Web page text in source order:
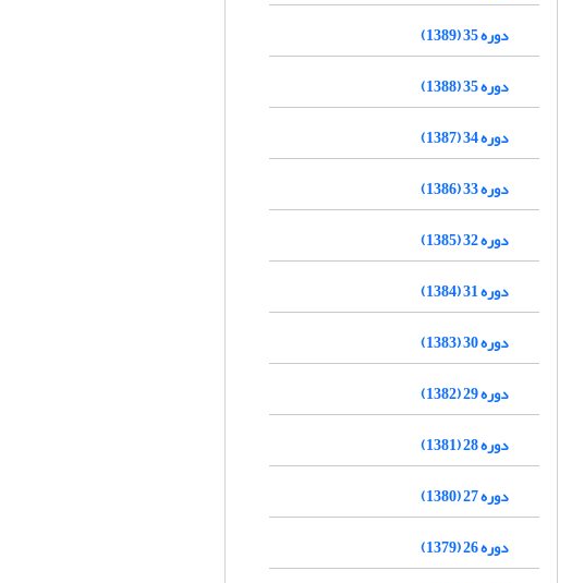
دوره 35 (1389)
دوره 35 (1388)
دوره 34 (1387)
دوره 33 (1386)
دوره 32 (1385)
دوره 31 (1384)
دوره 30 (1383)
دوره 29 (1382)
دوره 28 (1381)
دوره 27 (1380)
دوره 26 (1379)